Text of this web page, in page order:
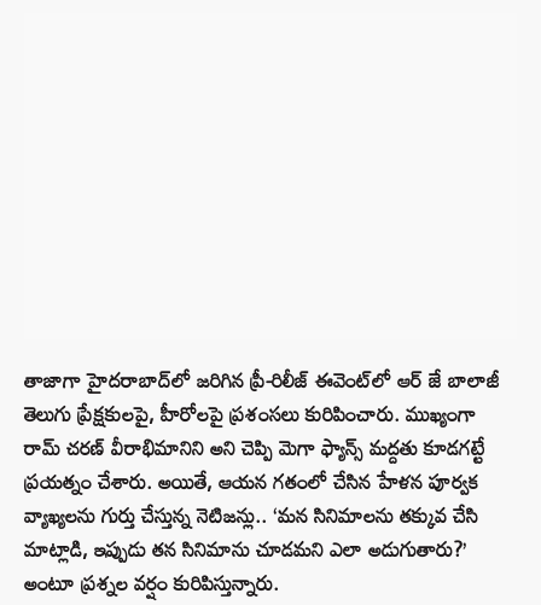
తాజాగా హైదరాబాద్‌లో జరిగిన ప్రీ-రిలీజ్ ఈవెంట్‌లో ఆర్ జే బాలాజీ
తెలుగు ప్రేక్షకులపై, హీరోలపై ప్రశంసలు కురిపించారు. ముఖ్యంగా
రామ్ చరణ్ వీరాభిమానిని అని చెప్పి మెగా ఫ్యాన్స్ మద్దతు కూడగట్టే
ప్రయత్నం చేశారు. అయితే, ఆయన గతంలో చేసిన హేళన పూర్వక
వ్యాఖ్యలను గుర్తు చేస్తున్న నెటిజన్లు.. ‘మన సినిమాలను తక్కువ చేసి
మాట్లాడి, ఇప్పుడు తన సినిమాను చూడమని ఎలా అడుగుతారు?’
అంటూ ప్రశ్నల వర్షం కురిపిస్తున్నారు.